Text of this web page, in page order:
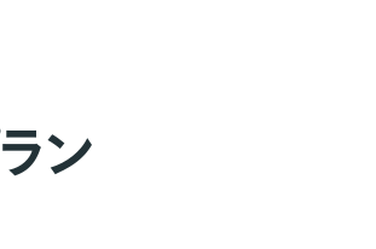
ン